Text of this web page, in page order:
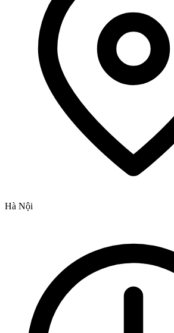
Hà Nội